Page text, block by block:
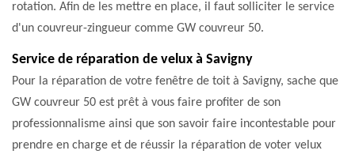
rotation. Afin de les mettre en place, il faut solliciter le service
d'un couvreur-zingueur comme GW couvreur 50.
Service de réparation de velux à Savigny
Pour la réparation de votre fenêtre de toit à Savigny, sache que
GW couvreur 50 est prêt à vous faire profiter de son
professionnalisme ainsi que son savoir faire incontestable pour
prendre en charge et de réussir la réparation de voter velux